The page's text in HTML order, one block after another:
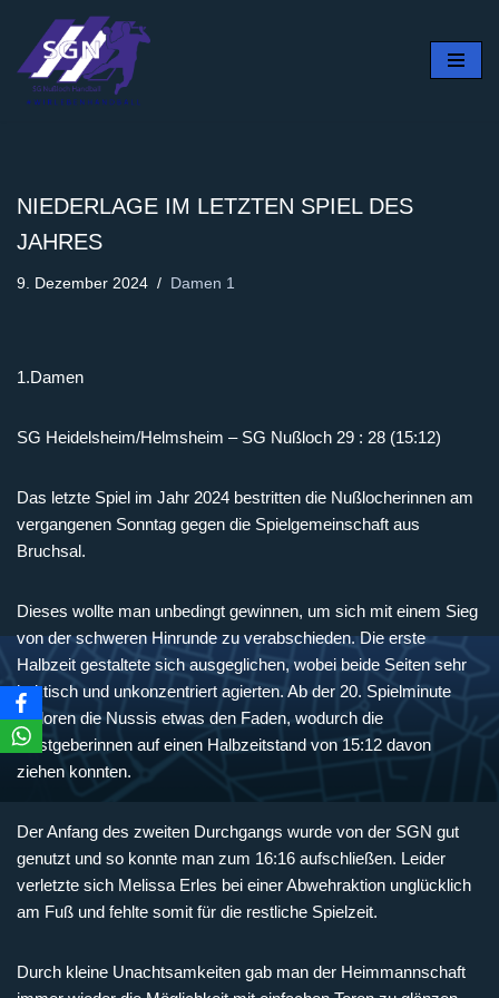
Zum
Inhalt
NIEDERLAGE IM LETZTEN SPIEL DES
JAHRES
9. Dezember 2024 Damen 1
1.Damen
SG Heidelsheim/Helmsheim – SG Nußloch 29 : 28 (15:12)
Das letzte Spiel im Jahr 2024 bestritten die Nußlocherinnen am
vergangenen Sonntag gegen die Spielgemeinschaft aus
Bruchsal.
Dieses wollte man unbedingt gewinnen, um sich mit einem Sieg
von der schweren Hinrunde zu verabschieden. Die erste
Halbzeit gestaltete sich ausgeglichen, wobei beide Seiten sehr
hektisch und unkonzentriert agierten. Ab der 20. Spielminute
verloren die Nussis etwas den Faden, wodurch die
Gastgeberinnen auf einen Halbzeitstand von 15:12 davon
ziehen konnten.
Der Anfang des zweiten Durchgangs wurde von der SGN gut
genutzt und so konnte man zum 16:16 aufschließen. Leider
verletzte sich Melissa Erles bei einer Abwehraktion unglücklich
am Fuß und fehlte somit für die restliche Spielzeit.
Durch kleine Unachtsamkeiten gab man der Heimmannschaft